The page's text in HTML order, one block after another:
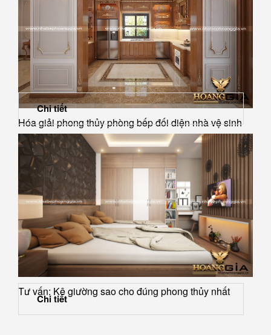
Hóa giải phong thủy phòng bếp đối diện nhà vệ sinh
Chi tiết
Tư vấn: Kê giường sao cho đúng phong thủy nhất
Chi tiết